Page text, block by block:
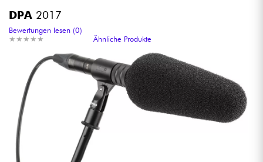
Gitarre & Bass
Verstärker & Effekte
Klaviere & Piano
Synths & samplers
DPA 2017
★ ★ ★ ★ ★
★ ★ ★ ★ ★
Bewertungen lesen (0)
Ähnliche Produkte